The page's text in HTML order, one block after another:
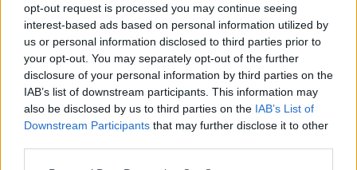
opt-out request is processed you may continue seeing
interest-based ads based on personal information utilized by
us or personal information disclosed to third parties prior to
your opt-out. You may separately opt-out of the further
disclosure of your personal information by third parties on the
IAB’s list of downstream participants. This information may
also be disclosed by us to third parties on the IAB’s List of
Downstream Participants that may further disclose it to other
Získať predplatné
Komentovať Zdieľať